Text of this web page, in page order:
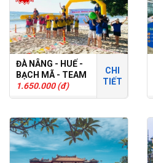
ĐÀ NẴNG - HUẾ -
BẠCH MÃ - TEAM
BUILDING
1.650.000 (đ)
CHI
TIẾT